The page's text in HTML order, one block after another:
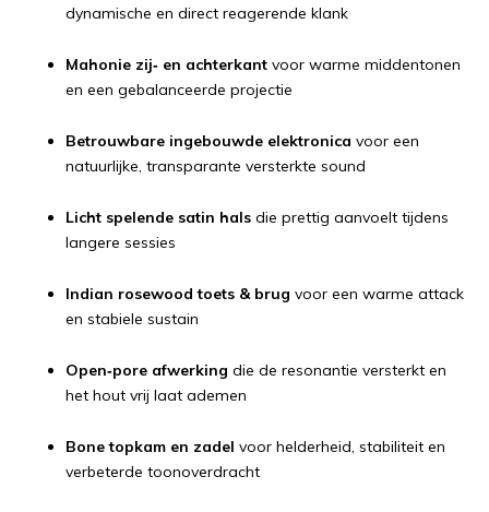
dynamische en direct reagerende klank
Mahonie zij‑ en achterkant voor warme middentonen
en een gebalanceerde projectie
Betrouwbare ingebouwde elektronica voor een
natuurlijke, transparante versterkte sound
Licht spelende satin hals die prettig aanvoelt tijdens
langere sessies
Indian rosewood toets & brug voor een warme attack
en stabiele sustain
Open‑pore afwerking die de resonantie versterkt en
het hout vrij laat ademen
Bone topkam en zadel voor helderheid, stabiliteit en
verbeterde toonoverdracht